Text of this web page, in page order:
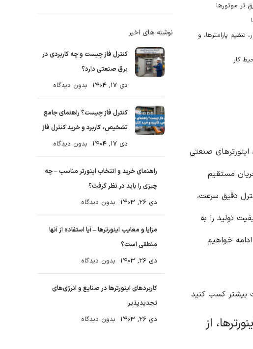
تر موتورها
پارامترها، و
کار
اینورترهای صنعتی
مستقیم
دقیق سرعت،
تولید را به
خواهیم
بیشتر کسب کنید
از
نوشته های اخیر
کنترل فاز چیست و چه کاربردی در
برق صنعتی دارد؟
دی ۱۷, ۱۴۰۴
بدون دیدگاه
کنترل فاز چیست؟ راهنمای جامع
تشخیص، کاربرد و خرید کنترل فاز
دی ۱۷, ۱۴۰۴
بدون دیدگاه
راهنمای خرید و انتخاب اینورتر مناسب – چه
چیزی را باید در نظر گرفت؟
دی ۲۶, ۱۴۰۳
بدون دیدگاه
مزایا و معایب اینورترها – آیا استفاده از آنها
منطقی است؟
دی ۲۶, ۱۴۰۳
بدون دیدگاه
کاربردهای اینورترها در صنایع و انرژی‌های
تجدیدپذیر
دی ۲۶, ۱۴۰۳
بدون دیدگاه